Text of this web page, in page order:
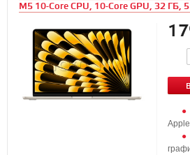
M5 10-Core CPU, 10-Core GPU, 32 ГБ,